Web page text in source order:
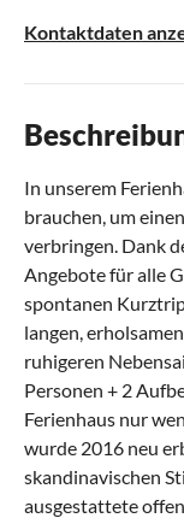
Kontaktdaten
In unserem
brauchen, um
verbringen. Dank
Angebote für alle
spontanen
langen,
ruhigeren
Personen + 2
Ferienhaus nur
wurde 2016 neu
skandinavischen
ausgestattete